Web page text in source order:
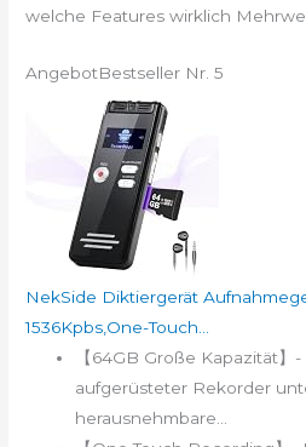
welche Features wirklich
AngebotBestseller Nr. 5
NekSide Diktiergerät
1536Kpbs,One-Touch...
【64GB Große Kapazität】
aufgerüsteter Rekorder
herausnehmbare...